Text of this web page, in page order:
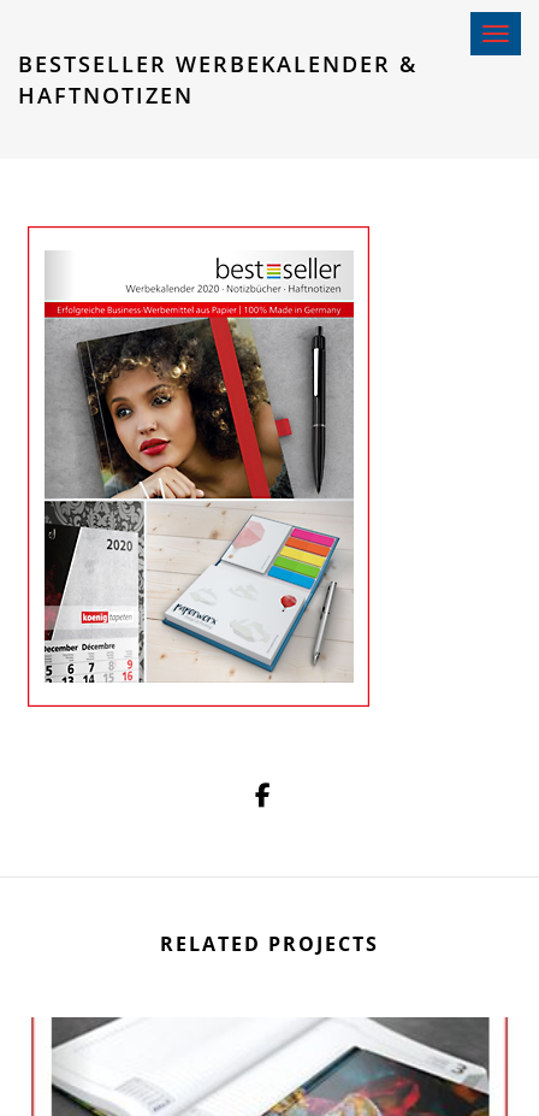
Toggle
BESTSELLER WERBEKALENDER &
HAFTNOTIZEN
RELATED PROJECTS